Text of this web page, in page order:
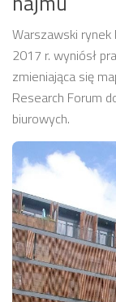
Warszawski
2017 r. wyniósł
zmieniająca się
Research Forum
biurowych.